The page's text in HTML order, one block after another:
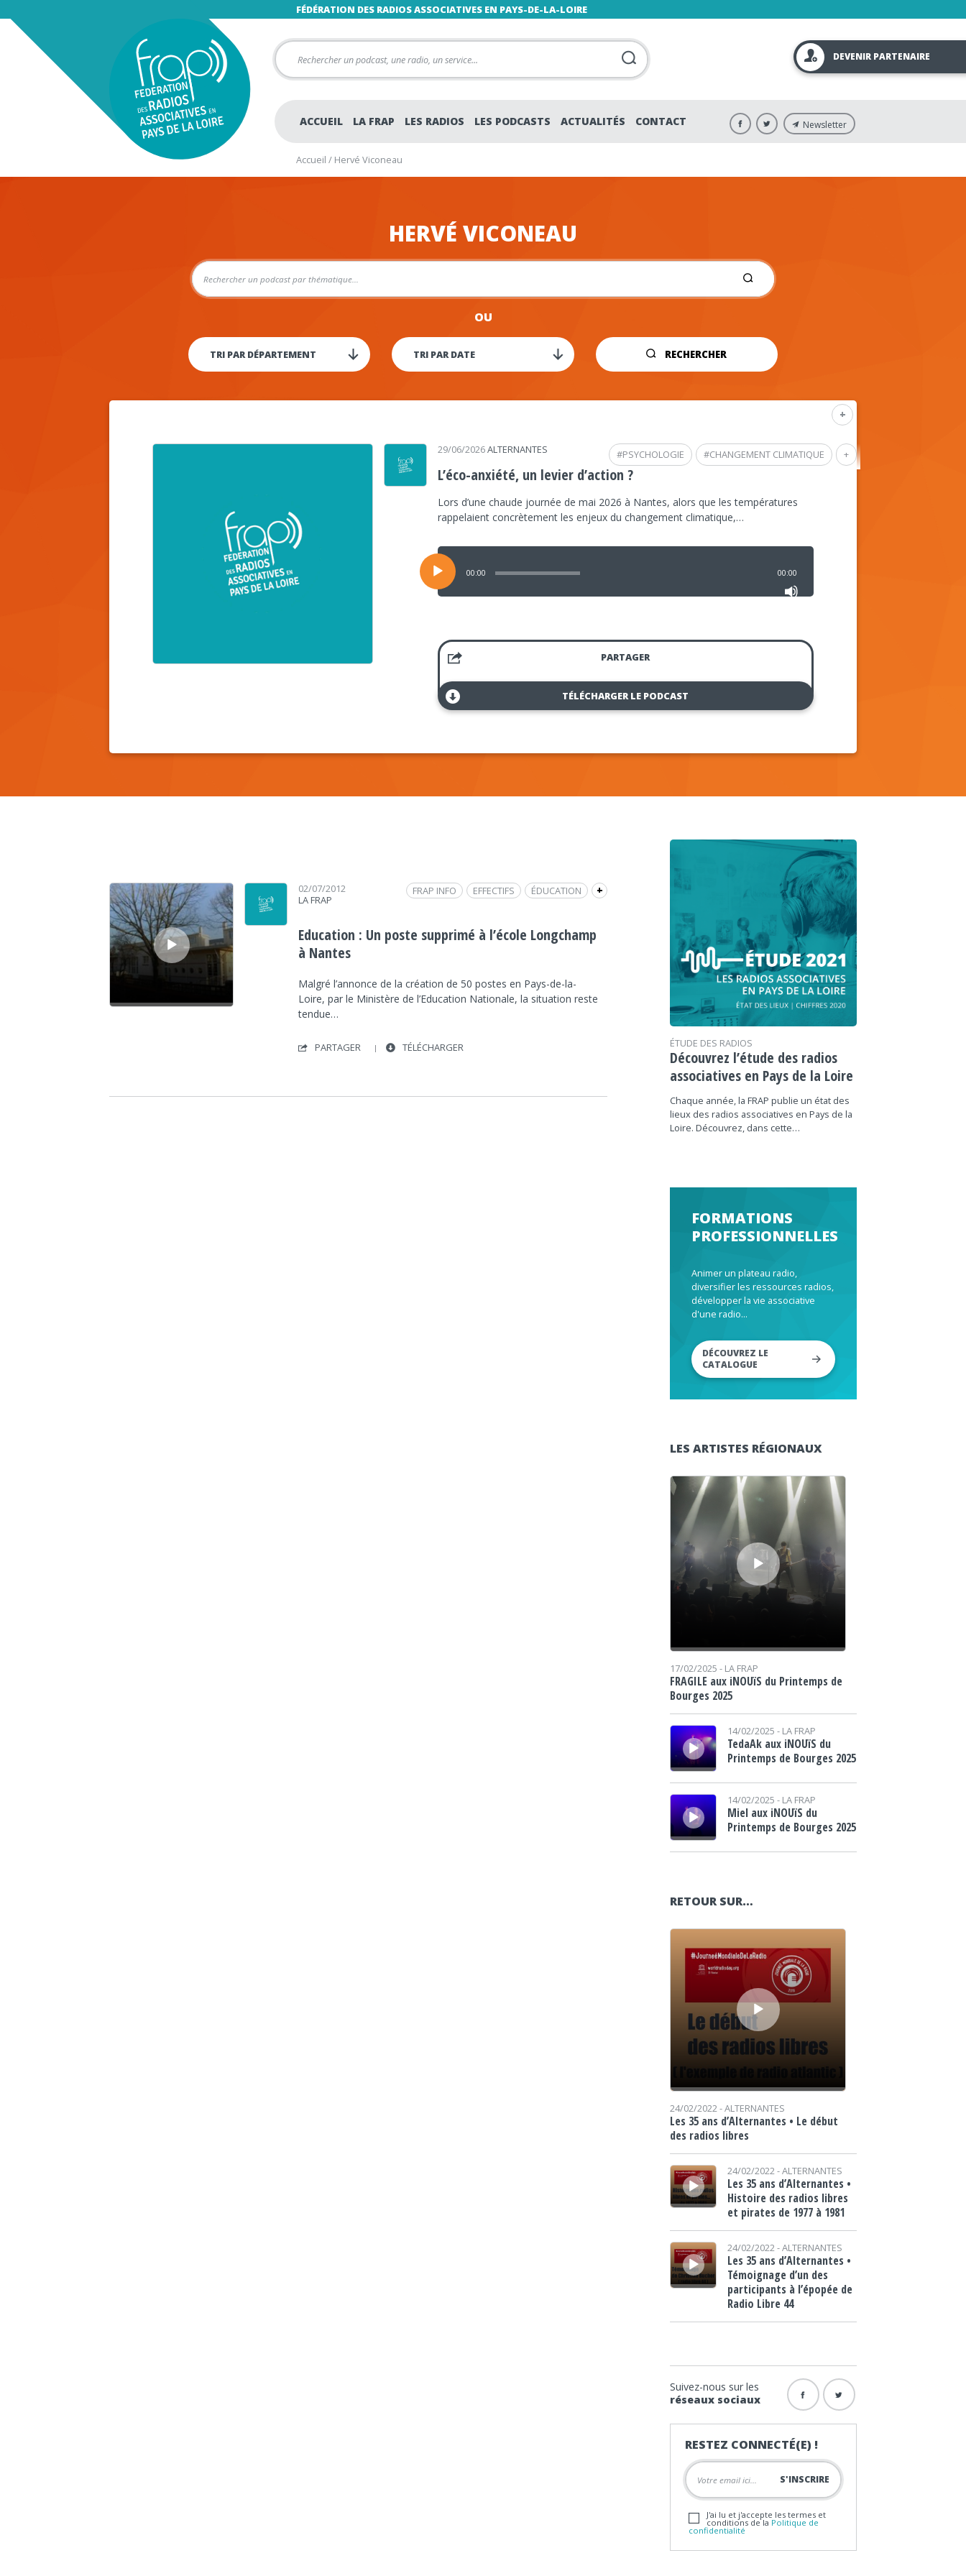
FÉDÉRATION DES RADIOS ASSOCIATIVES EN PAYS-DE-LA-LOIRE
DEVENIR PARTENAIRE
ACCUEIL LA FRAP LES RADIOS LES PODCASTS ACTUALITÉS CONTACT Newsletter
Accueil / Hervé Viconeau
HERVÉ VICONEAU
OU
RECHERCHER
+
+
#CHANGEMENT CLIMATIQUE
#PSYCHOLOGIE
29/06/2026ALTERNANTES
L’éco-anxiété, un levier d’action ?
Lors d’une chaude journée de mai 2026 à Nantes, alors que les températures
rappelaient concrètement les enjeux du changement climatique,…
Lecteur
audio
00:00 00:00
PARTAGER
TÉLÉCHARGER LE PODCAST
Lecteur audio
02/07/2012
LA FRAP
+
ÉDUCATION
EFFECTIFS
FRAP INFO
SOCIÉTÉ
Education : Un poste supprimé à l’école Longchamp
à Nantes
Malgré l’annonce de la création de 50 postes en Pays-de-la-
Loire, par le Ministère de l’Education Nationale, la situation reste
tendue…
PARTAGER TÉLÉCHARGER ÉTUDE DES RADIOS
Découvrez l’étude des radios
associatives en Pays de la Loire
Chaque année, la FRAP publie un état des
lieux des radios associatives en Pays de la
Loire. Découvrez, dans cette…
FORMATIONS
PROFESSIONNELLES
Animer un plateau radio,
diversifier les ressources radios,
développer la vie associative
d'une radio...
DÉCOUVREZ LE
CATALOGUE
LES ARTISTES RÉGIONAUX
Lecteur audio
17/02/2025 - LA FRAP
FRAGILE aux iNOUïS du Printemps de
Bourges 2025
Lecteur audio
14/02/2025 - LA FRAP
TedaAk aux iNOUïS du
Printemps de Bourges 2025
Lecteur audio 14/02/2025 - LA FRAP
Miel aux iNOUïS du
Printemps de Bourges 2025
RETOUR SUR…
Lecteur audio
24/02/2022 -ALTERNANTES
Les 35 ans d’Alternantes • Le début
des radios libres
Lecteur audio
24/02/2022 -ALTERNANTES
Les 35 ans d’Alternantes •
Histoire des radios libres
et pirates de 1977 à 1981
Lecteur audio
24/02/2022 -ALTERNANTES
Les 35 ans d’Alternantes •
Témoignage d’un des
participants à l’épopée de
Radio Libre 44
Suivez-nous sur les
réseaux sociaux
RESTEZ CONNECTÉ(E) !
J'ai lu et j'accepte les termes et
conditions de la Politique de
confidentialité